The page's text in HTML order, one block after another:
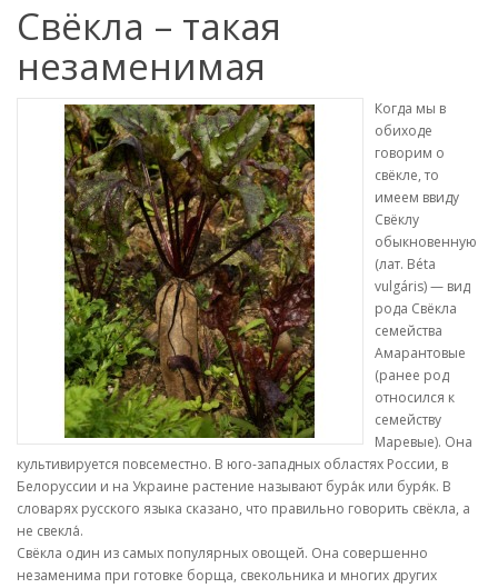
Свёкла – такая
незаменимая
Когда мы в
обиходе
говорим о
свёкле, то
имеем ввиду
Свёклу
обыкновенную
(лат. Béta
vulgáris) — вид
рода Свёкла
семейства
Амарантовые
(ранее род
относился к
семейству
Маревые). Она
культивируется повсеместно. В юго-западных областях России, в
Белоруссии и на Украине растение называют бура́к или буря́к. В
словарях русского языка сказано, что правильно говорить свёкла, а
не свекла́.
Свёкла один из самых популярных овощей. Она совершенно
незаменима при готовке борща, свекольника и многих других